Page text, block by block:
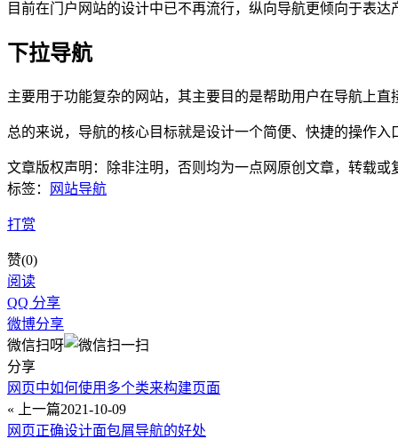
目前在门户网站的设计中已不再流行，纵向导航更倾向于表
下拉导航
主要用于功能复杂的网站，其主要目的是帮助用户在导航上直
总的来说，导航的核心目标就是设计一个简便、快捷的操作
文章版权声明：除非注明，否则均为一点网 原创文章，转载或
标签：
网站导航
打赏
赞(0)
阅读
QQ 分享
微博分享
微信扫呀
分享
网页中如何使用多个类来构建页面
« 上一篇2021-10-09
网页正确设计面包屑导航的好处